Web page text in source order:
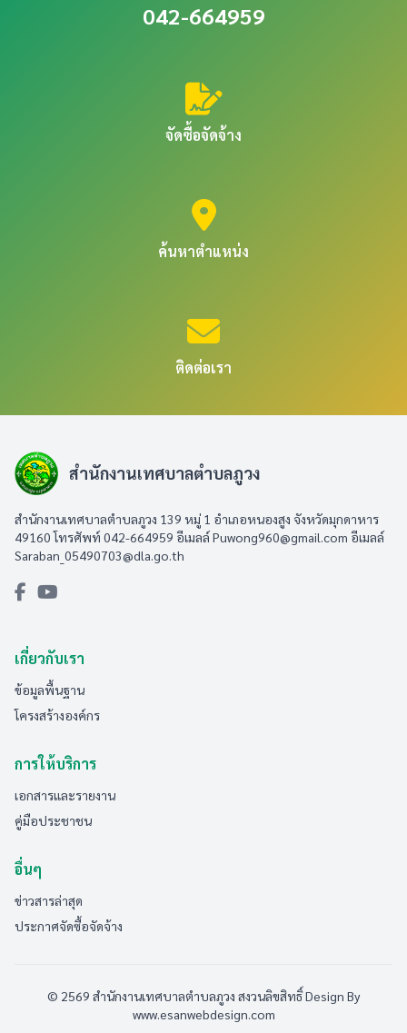
042-664959
จัดซื้อจัดจ้าง
ค้นหาตำแหน่ง
ติดต่อเรา
สำนักงานเทศบาลตำบลภูวง
สำนักงานเทศบาลตำบลภูวง 139 หมู่ 1 อำเภอหนองสูง จังหวัดมุกดาหาร
49160 โทรศัพท์ 042-664959 อีเมลล์Puwong960@gmail.com อีเมลล์
Saraban_05490703@dla.go.th
เกี่ยวกับเรา
ข้อมูลพื้นฐาน
โครงสร้างองค์กร
การให้บริการ
เอกสารและรายงาน
คู่มือประชาชน
อื่นๆ
ข่าวสารล่าสุด
ประกาศจัดซื้อจัดจ้าง
© 2569 สำนักงานเทศบาลตำบลภูวง สงวนลิขสิทธิ์Design By
www.esanwebdesign.com